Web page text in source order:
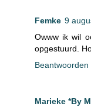
Femke 9
Owww ik wil
opgestuurd.
Beantwoorden
Marieke *By